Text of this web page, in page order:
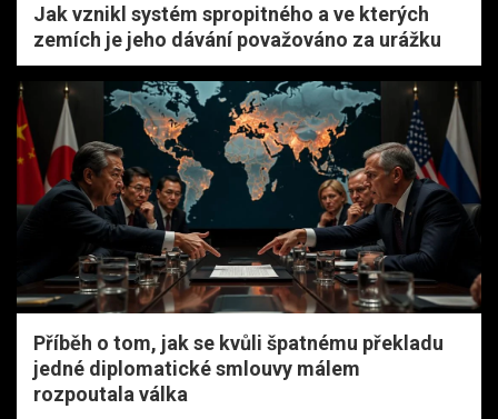
Jak vznikl systém spropitného a ve kterých
zemích je jeho dávání považováno za urážku
Příběh o tom, jak se kvůli špatnému překladu
jedné diplomatické smlouvy málem
rozpoutala válka